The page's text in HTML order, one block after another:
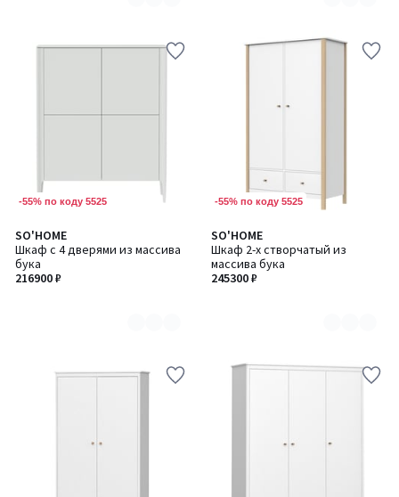
-55% по коду 5525
SO'HOME
Шкаф с 4 дверями из массива
бука
216900 ₽
Количество
цветов:
6
-55% по коду 5525
SO'HOME
Шкаф 2-х створчатый из
массива бука
245300 ₽
Количество
цветов:
2